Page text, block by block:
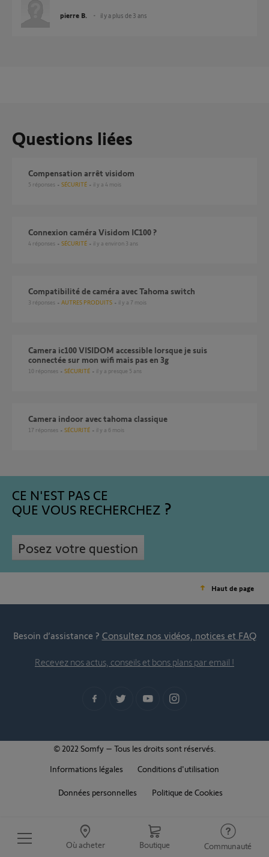
Où acheter Boutique Communauté
pierre B. il y a plus de 3 ans
Questions liées
Compensation arrêt visidom
5 réponses SÉCURITÉ il y a 4 mois
connexion caméra Visidom IC100 ?
4 réponses SÉCURITÉ il y a environ 3 ans
compatibilité de caméra avec Tahoma switch
3 réponses AUTRES PRODUITS il y a 7 mois
Camera ic100 VISIDOM accessible lorsque je suis
connectée sur mon wifi mais pas en 3g
10 réponses SÉCURITÉ il y a presque 5 ans
Camera indoor avec tahoma classique
17 réponses SÉCURITÉ il y a 6 mois
CE N'EST PAS CE
QUE VOUS RECHERCHEZ
Posez votre question
Haut de page
Besoin d’assistance ? Consultez nos vidéos, notices et FAQ
Recevez nos actus, conseils et bons plans par email !
© 2022 Somfy – Tous les droits sont réservés.
Informations légales
Conditions d'utilisation
Données personnelles Politique de Cookies